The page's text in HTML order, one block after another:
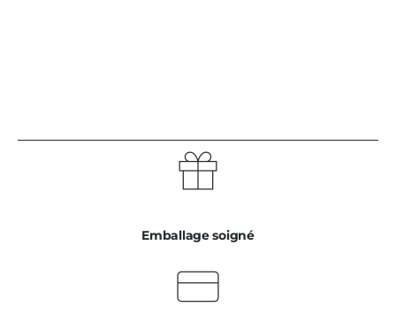
Emballage soigné